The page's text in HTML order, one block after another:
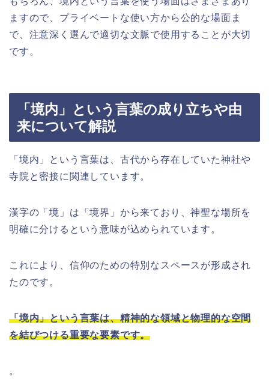
ますので、プライベートな使い方から公的な場面ま
で、注意深く選んで適切な文脈で使用することが大切
です。
「境内」という言葉の成り立ちや由
来について解説
「境内」という言葉は、古代から存在していた神社や
寺院と密接に関連しています。
漢字の「境」は「境界」から来ており、神聖な場所を
明確に分けるという意味が込められています。
これにより、信仰のための特別なスペースが形成され
たのです。
「境内」という言葉は、精神的な領域と物理的な空間
を結びつける重要な要素です。
。